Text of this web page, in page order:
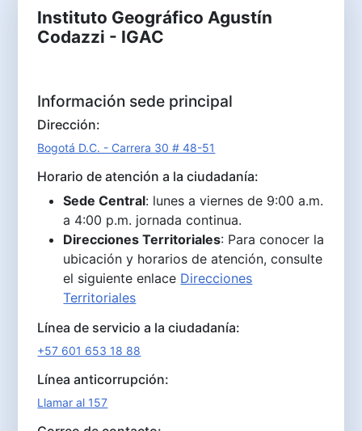
Instituto Geográfico Agustín
Codazzi - IGAC
Información sede principal
Dirección:
Bogotá D.C. - Carrera 30 # 48-51
Horario de atención a la ciudadanía:
Sede Central: lunes a viernes de 9:00 a.m.
a 4:00 p.m. jornada continua.
Direcciones Territoriales: Para conocer la
ubicación y horarios de atención, consulte
el siguiente enlace Direcciones
Territoriales
Línea de servicio a la ciudadanía:
+57 601 653 18 88
Línea anticorrupción:
Llamar al 157